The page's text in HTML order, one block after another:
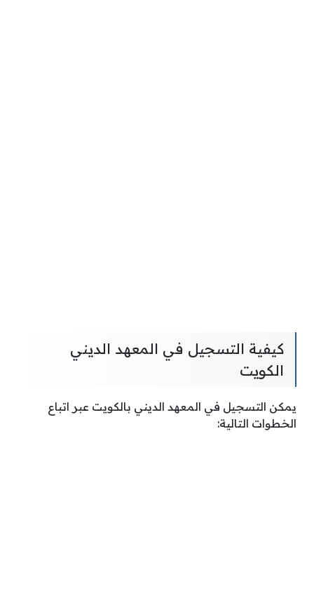
كيفية التسجيل في المعهد الديني
الكويت
يمكن التسجيل في المعهد الديني بالكويت عبر اتباع
الخطوات التالية: